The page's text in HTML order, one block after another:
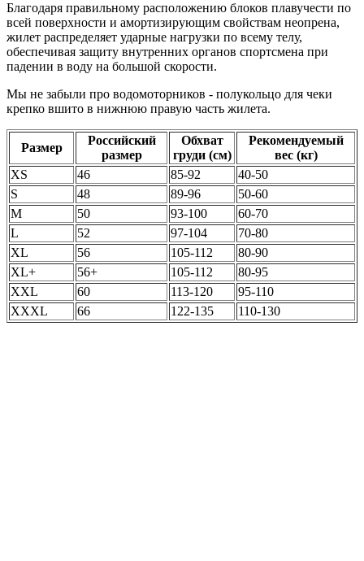
Благодаря правильному расположению блоков плавучести по
всей поверхности и амортизирующим свойствам неопрена,
жилет распределяет ударные нагрузки по всему телу,
обеспечивая защиту внутренних органов спортсмена при
падении в воду на большой скорости.
Мы не забыли про водомоторников - полукольцо для чеки
крепко вшито в нижнюю правую часть жилета.
Размер
Российский
размер
Обхват
груди (см)
Рекомендуемый
вес (кг)
XS
46 85-92
40-50
S
48 89-96
50-60
M
50 93-100
60-70
L
52 97-104
70-80
XL
56 105-112
80-90
XL+
56+ 105-112
80-95
XXL
60 113-120
95-110
XXXL
66 122-135 110-130